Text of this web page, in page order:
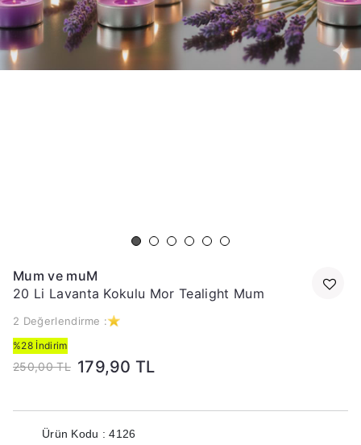
Mum ve muM
20 Li Lavanta Kokulu Mor Tealight Mum
2 Değerlendirme :
%28 İndirim
250,00 TL 179,90 TL
Ürün Kodu : 4126